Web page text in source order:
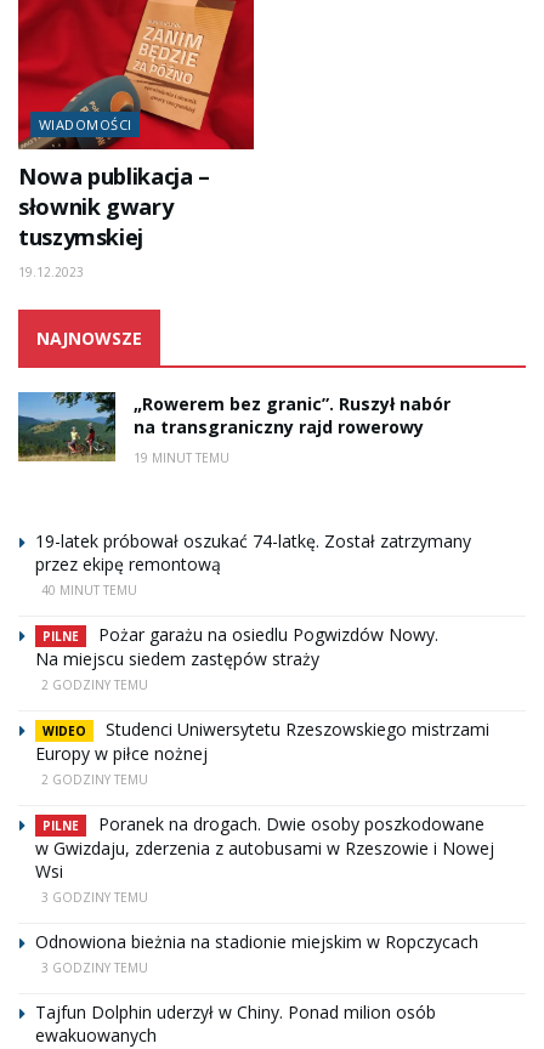
WIADOMOŚCI
Nowa publikacja –
słownik gwary
tuszymskiej
19.12.2023
NAJNOWSZE
„Rowerem bez granic”. Ruszył nabór
na transgraniczny rajd rowerowy
19 MINUT TEMU
19-latek próbował oszukać 74-latkę. Został zatrzymany
przez ekipę remontową
40 MINUT TEMU
PILNE
Pożar garażu na osiedlu Pogwizdów Nowy.
Na miejscu siedem zastępów straży
2 GODZINY TEMU
WIDEO
Studenci Uniwersytetu Rzeszowskiego mistrzami
Europy w piłce nożnej
2 GODZINY TEMU
PILNE
Poranek na drogach. Dwie osoby poszkodowane
w Gwizdaju, zderzenia z autobusami w Rzeszowie i Nowej
Wsi
3 GODZINY TEMU
Odnowiona bieżnia na stadionie miejskim w Ropczycach
3 GODZINY TEMU
Tajfun Dolphin uderzył w Chiny. Ponad milion osób
ewakuowanych